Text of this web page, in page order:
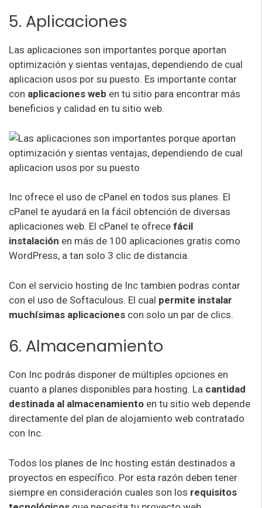
5. Aplicaciones
Las aplicaciones son importantes porque aportan
optimización y sientas ventajas, dependiendo de cual
aplicacion usos por su puesto. Es importante contar
con aplicaciones web en tu sitio para encontrar más
beneficios y calidad en tu sitio web.
Inc ofrece el uso de cPanel en todos sus planes. El
cPanel te ayudará en la fácil obtención de diversas
aplicaciones web. El cPanel te ofrece fácil
instalación en más de 100 aplicaciones gratis como
WordPress, a tan solo 3 clic de distancia.
Con el servicio hosting de Inc tambien podras contar
con el uso de Softaculous. El cual permite instalar
muchísimas aplicaciones con solo un par de clics.
6. Almacenamiento
Con Inc podrás disponer de múltiples opciones en
cuanto a planes disponibles para hosting. La cantidad
destinada al almacenamiento en tu sitio web depende
directamente del plan de alojamiento web contratado
con Inc.
Todos los planes de Inc hosting están destinados a
proyectos en específico. Por esta razón deben tener
siempre en consideración cuales son los requisitos